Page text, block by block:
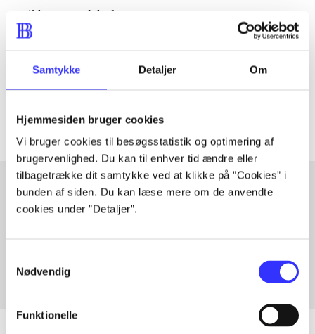
Samtykke Detaljer Om
Hjemmesiden bruger cookies
Vi bruger cookies til besøgsstatistik og optimering af
brugervenlighed. Du kan til enhver tid ændre eller
tilbagetrække dit samtykke ved at klikke på ”Cookies” i
bunden af siden. Du kan læse mere om de anvendte
cookies under ”Detaljer”.
Nødvendig
Funktionelle
Artiklen er en del af
Tidsskrift
Artikler med samme emner